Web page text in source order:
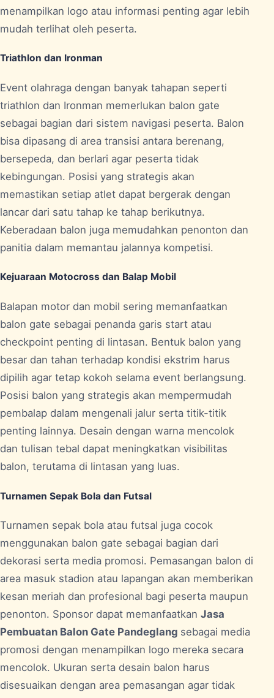
menampilkan logo atau informasi penting agar lebih
mudah terlihat oleh peserta.
Triathlon dan Ironman
Event olahraga dengan banyak tahapan seperti
triathlon dan Ironman memerlukan balon gate
sebagai bagian dari sistem navigasi peserta. Balon
bisa dipasang di area transisi antara berenang,
bersepeda, dan berlari agar peserta tidak
kebingungan. Posisi yang strategis akan
memastikan setiap atlet dapat bergerak dengan
lancar dari satu tahap ke tahap berikutnya.
Keberadaan balon juga memudahkan penonton dan
panitia dalam memantau jalannya kompetisi.
Kejuaraan Motocross dan Balap Mobil
Balapan motor dan mobil sering memanfaatkan
balon gate sebagai penanda garis start atau
checkpoint penting di lintasan. Bentuk balon yang
besar dan tahan terhadap kondisi ekstrim harus
dipilih agar tetap kokoh selama event berlangsung.
Posisi balon yang strategis akan mempermudah
pembalap dalam mengenali jalur serta titik-titik
penting lainnya. Desain dengan warna mencolok
dan tulisan tebal dapat meningkatkan visibilitas
balon, terutama di lintasan yang luas.
Turnamen Sepak Bola dan Futsal
Turnamen sepak bola atau futsal juga cocok
menggunakan balon gate sebagai bagian dari
dekorasi serta media promosi. Pemasangan balon di
area masuk stadion atau lapangan akan memberikan
kesan meriah dan profesional bagi peserta maupun
penonton. Sponsor dapat memanfaatkan Jasa
Pembuatan Balon Gate Pandeglang sebagai media
promosi dengan menampilkan logo mereka secara
mencolok. Ukuran serta desain balon harus
disesuaikan dengan area pemasangan agar tidak